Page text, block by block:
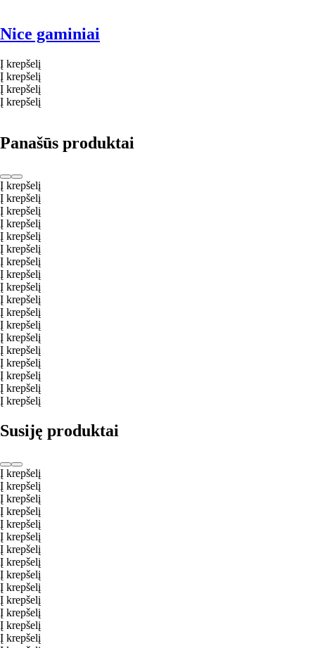
Nice gaminiai
Į krepšelį
Į krepšelį
Į krepšelį
Į krepšelį
Panašūs produktai
Į krepšelį
Į krepšelį
Į krepšelį
Į krepšelį
Į krepšelį
Į krepšelį
Į krepšelį
Į krepšelį
Į krepšelį
Į krepšelį
Į krepšelį
Į krepšelį
Į krepšelį
Į krepšelį
Į krepšelį
Į krepšelį
Į krepšelį
Į krepšelį
Susiję produktai
Į krepšelį
Į krepšelį
Į krepšelį
Į krepšelį
Į krepšelį
Į krepšelį
Į krepšelį
Į krepšelį
Į krepšelį
Į krepšelį
Į krepšelį
Į krepšelį
Į krepšelį
Į krepšelį